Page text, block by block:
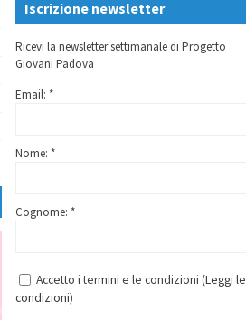
Iscrizione newsletter
Ricevi la newsletter settimanale di Progetto
Giovani Padova
Email: *
Nome: *
Cognome: *
Accetto i termini e le condizioni (Leggi le
condizioni)